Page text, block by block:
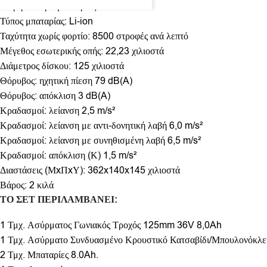
Χωρητικότητα μπαταρίας: 8.0Ah
Τύπος μπαταρίας: Li-ion
Ταχύτητα χωρίς φορτίο: 8500 στροφές ανά λεπτό
Μέγεθος εσωτερικής οπής: 22,23 χιλιοστά
Διάμετρος δίσκου: 125 χιλιοστά
Θόρυβος: ηχητική πίεση 79 dB(A)
Θόρυβος: απόκλιση 3 dB(A)
Κραδασμοί: λείανση 2,5 m/s²
Κραδασμοί: λείανση με αντι-δονητική λαβή 6,0 m/s²
Κραδασμοί: λείανση με συνηθισμένη λαβή 6,5 m/s²
Κραδασμοί: απόκλιση (Κ) 1,5 m/s²
Διαστάσεις (ΜxΠxΥ): 362x140x145 χιλιοστά
Βάρος: 2 κιλά
ΤΟ ΣΕΤ ΠΕΡΙΛΑΜΒΑΝΕΙ:
1 Τμχ. Ασύρματος Γωνιακός Τροχός 125mm 36V 8,0Ah
1 Τμχ. Ασύρματο Συνδυασμένο Κρουστικό Κατσαβίδι/
2 Τμχ. Μπαταρίες 8.0Ah.